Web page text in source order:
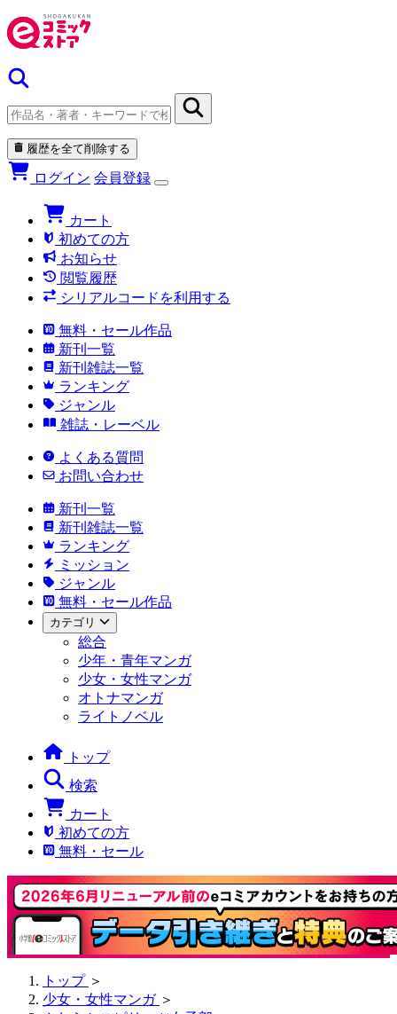
履歴を全て削除する
ログイン 会員登録
カート
初めての方
お知らせ
閲覧履歴
シリアルコードを利用する
無料・セール作品
新刊一覧
新刊雑誌一覧
ランキング
ジャンル
雑誌・レーベル
よくある質問
お問い合わせ
新刊一覧
新刊雑誌一覧
ランキング
ミッション
ジャンル
無料・セール作品
カテゴリ
総合
少年・青年マンガ
少女・女性マンガ
オトナマンガ
ライトノベル
トップ
検索
カート
初めての方
無料・セール
トップ ＞
少女・女性マンガ ＞